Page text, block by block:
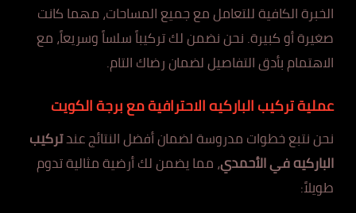
الخبرة الكافية للتعامل مع جميع المساحات، مهما كانت
صغيرة أو كبيرة. نحن نضمن لك تركيباً سلساً وسريعاً، مع
الاهتمام بأدق التفاصيل لضمان رضاك التام.
عملية تركيب الباركيه الاحترافية مع برجة الكويت
نحن نتبع خطوات مدروسة لضمان أفضل النتائج عندتركيب
الباركيه في الأحمدي، مما يضمن لك أرضية مثالية تدوم
طويلاً: